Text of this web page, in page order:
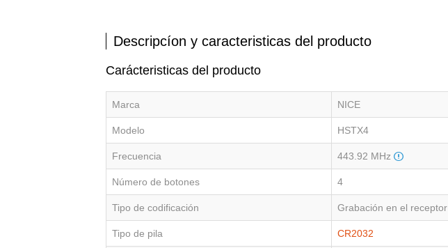
Descripcíon y caracteristicas del producto
Carácteristicas del producto
Marca NICE
Modelo HSTX4
Frecuencia 443.92 MHz
Número de botones 4
Tipo de codificación Grabación en el receptor
Tipo de pila CR2032